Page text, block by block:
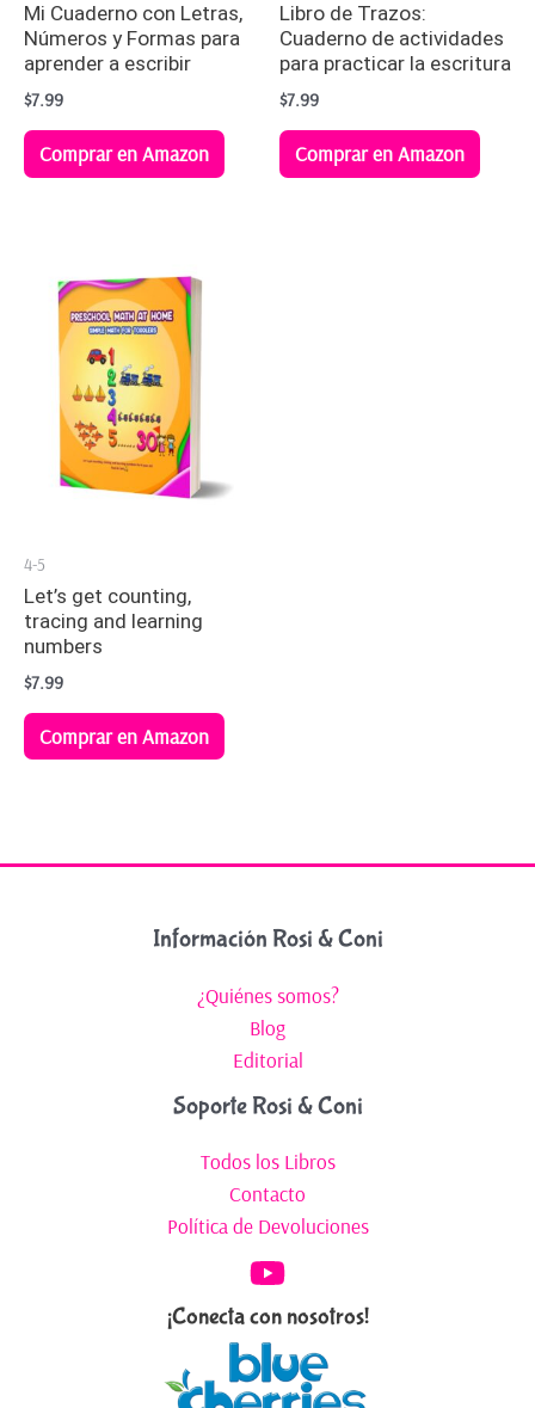
Mi Cuaderno con Letras,
Números y Formas para
aprender a escribir
$7.99
Comprar en Amazon
Libro de Trazos:
Cuaderno de actividades
para practicar la escritura
$7.99
Comprar en Amazon
4-5
Let’s get counting,
tracing and learning
numbers
$7.99
Comprar en Amazon
Información Rosi & Coni
¿Quiénes somos?
Blog
Editorial
Soporte Rosi & Coni
Todos los Libros
Contacto
Política de Devoluciones
¡Conecta con nosotros!